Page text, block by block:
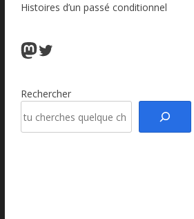
Histoires d’un passé conditionnel
Mastodon
Twitter
Rechercher